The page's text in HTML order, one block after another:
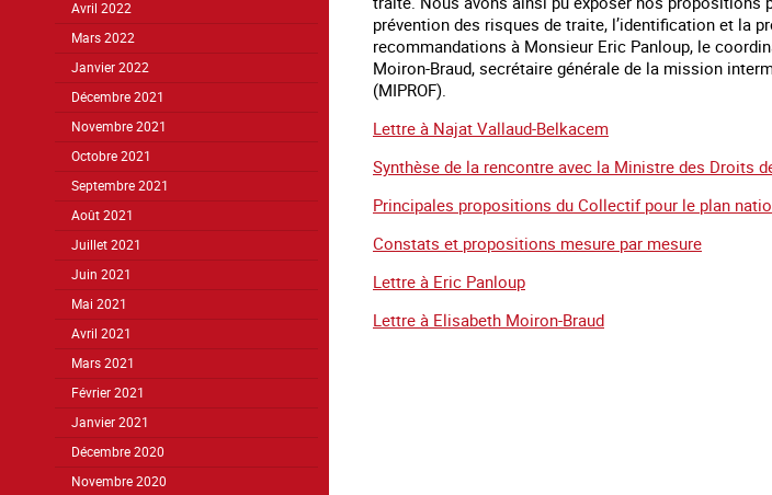
Avril 2022
Mars 2022
Janvier 2022
Décembre 2021
Novembre 2021
Octobre 2021
Septembre 2021
Août 2021
Juillet 2021
Juin 2021
Mai 2021
Avril 2021
Mars 2021
Février 2021
Janvier 2021
Décembre 2020
Novembre 2020
prévention des risques de traite, l’identification et la
recommandations à Monsieur Eric Panloup, le
Moiron-Braud, secrétaire générale de la mission
(MIPROF).
Lettre à Najat Vallaud-Belkacem
Synthèse de la rencontre avec la Ministre des Droits
Principales propositions du Collectif pour le plan
Constats et propositions mesure par mesure
Lettre à Eric Panloup
Lettre à Elisabeth Moiron-Braud